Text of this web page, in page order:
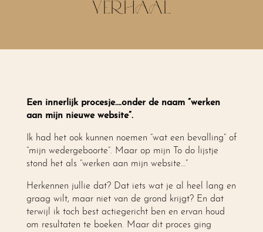
VERHAAL
Een innerlijk procesje….onder de naam ”werken
aan mijn nieuwe website”.
Ik had het ook kunnen noemen “wat een bevalling” of
“mijn wedergeboorte”. Maar op mijn To do lijstje
stond het als “werken aan mijn website…”
Herkennen jullie dat? Dat iets wat je al heel lang en
graag wilt, maar niet van de grond krijgt? En dat
terwijl ik toch best actiegericht ben en ervan houd
om resultaten te boeken. Maar dit proces ging